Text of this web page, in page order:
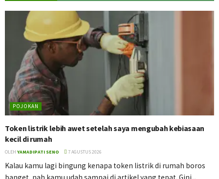
POJOKAN
Token listrik lebih awet setelah saya mengubah kebiasaan
kecil di rumah
OLEH YAMADIPATI SENO 7 AGUSTUS 2026
Kalau kamu lagi bingung kenapa token listrik di rumah boros